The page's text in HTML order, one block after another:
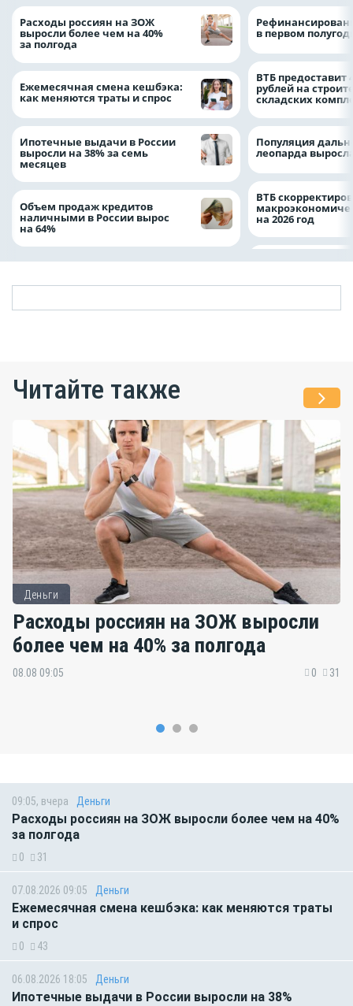
Расходы россиян на ЗОЖ
выросли более чем на 40%
за полгода
Ежемесячная смена кешбэка:
как меняются траты и спрос
Ипотечные выдачи в России
выросли на 38% за семь
месяцев
Объем продаж кредитов
наличными в России вырос
на 64%
в первом
ВТБ предоставит
рублей на
складских
Популяция
леопарда
ВТБ
на 2026 год
Читайте также
Деньги
Расходы россиян на ЗОЖ выросли
более чем на 40% за полгода
08.08 09:05 0 31
09:05, вчера Деньги
Расходы россиян на ЗОЖ выросли более чем на 40%
за полгода
0 31
07.08.2026 09:05 Деньги
Ежемесячная смена кешбэка: как меняются траты
и спрос
0 43
06.08.2026 18:05 Деньги
Ипотечные выдачи в России выросли на 38%